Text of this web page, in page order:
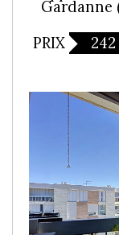
Gardanne
PRIX